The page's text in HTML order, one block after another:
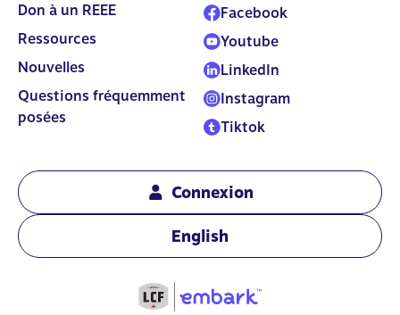
Don à un REEE
Ressources
Nouvelles
Questions fréquemment
posées
Facebook
Youtube
LinkedIn
Instagram
Tiktok
Connexion
English